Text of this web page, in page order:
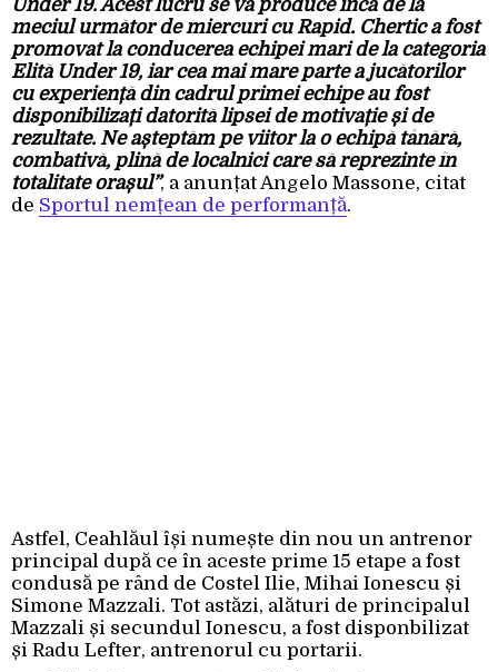
Under 19. Acest lucru se va produce încă de la
meciul următor de miercuri cu Rapid. Chertic a fost
promovat la conducerea echipei mari de la categoria
Elită Under 19, iar cea mai mare parte a jucătorilor
cu experiență din cadrul primei echipe au fost
disponibilizați datorită lipsei de motivație și de
rezultate. Ne așteptăm pe viitor la o echipă tânără,
combativă, plină de localnici care să reprezinte în
totalitate orașul”, a anunțat Angelo Massone, citat
de Sportul nemțean de performanță.
Astfel, Ceahlăul își numește din nou un antrenor
principal după ce în aceste prime 15 etape a fost
condusă pe rând de Costel Ilie, Mihai Ionescu și
Simone Mazzali. Tot astăzi, alături de principalul
Mazzali și secundul Ionescu, a fost disponbilizat
și Radu Lefter, antrenorul cu portarii.